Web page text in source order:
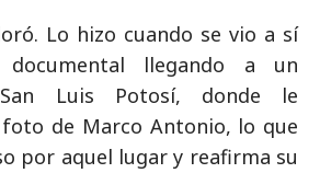
Lo hizo cuando se vio a sí
llegando a un
Luis Potosí, donde le
de Marco Antonio, lo que
por aquel lugar y reafirma su